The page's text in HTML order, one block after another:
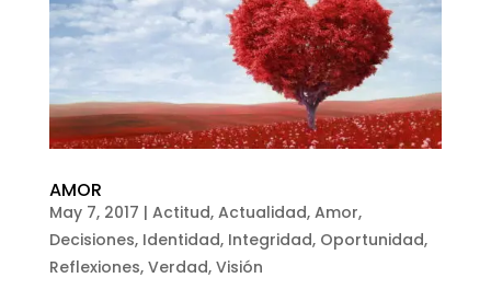
AMOR
May 7, 2017 | Actitud, Actualidad, Amor,
Decisiones, Identidad, Integridad, Oportunidad,
Reflexiones, Verdad, Visión